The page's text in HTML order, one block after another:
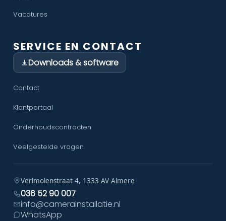
Vacatures
SERVICE EN CONTACT
Downloads & software
Contact
Klantportaal
Onderhoudscontracten
Veelgestelde vragen
Verlmolenstraat 4, 1333 AV Almere
036 52 90 007
info@camerainstallatie.nl
WhatsApp